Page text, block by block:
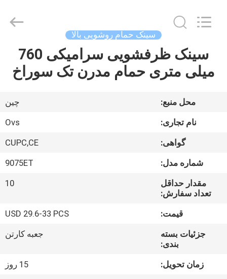
صفحه
اصلی
محصولات
کنترل
Copyright
Ware
سینک حمام روشویی بالا
سینک ظرفشویی سرامیکی 760
میلی متری حمام مدرن تک سوراخ
محل منبع:
چین
نام تجاری:
Ovs
گواهی:
CUPC,CE
شماره مدل:
9075ET
مقدار حداقل
تعداد سفارش:
10
قیمت:
USD 29.6-33 PCS
جزئیات بسته
بندی:
جعبه کارتن
زمان تحویل:
15 روز